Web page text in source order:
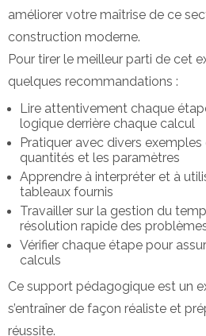
améliorer votre maîtrise de ce
construction moderne.
Pour tirer le meilleur parti de cet
quelques recommandations :
Lire attentivement chaque
logique derrière chaque calcul
Pratiquer avec divers
quantités et les paramètres
Apprendre à interpréter et à
tableaux fournis
Travailler sur la gestion du
résolution rapide des
Vérifier chaque étape pour
calculs
Ce support pédagogique est un
s’entraîner de façon réaliste et
réussite.